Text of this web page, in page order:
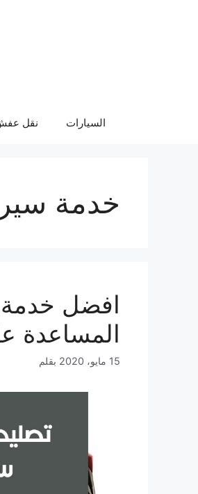
السيارات نقل
خدمة
المساعدة
15 مايو، 2020 بقلم